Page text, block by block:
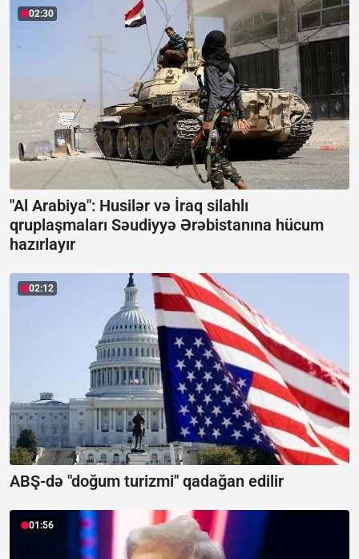
02:30
"Al Arabiya": Husilər və İraq silahlı
qruplaşmaları Səudiyyə Ərəbistanına hücum
hazırlayır
02:12
ABŞ-də "doğum turizmi" qadağan edilir
01:56